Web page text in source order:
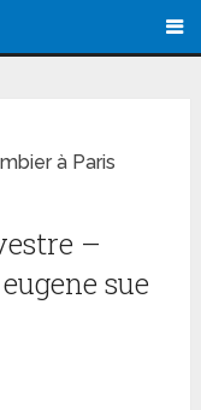
à Paris
–
sue